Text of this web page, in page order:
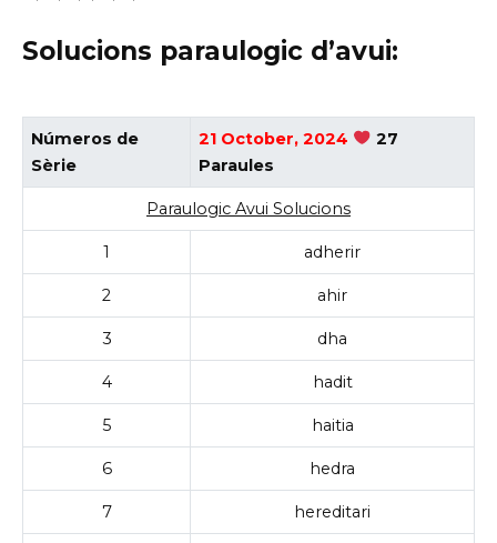
Solucions paraulogic d’avui:
Números de
Sèrie
21 October, 2024
27
Paraules
Paraulogic Avui Solucions
1 adherir
2 ahir
3 dha
4 hadit
5 haitia
6 hedra
7 hereditari